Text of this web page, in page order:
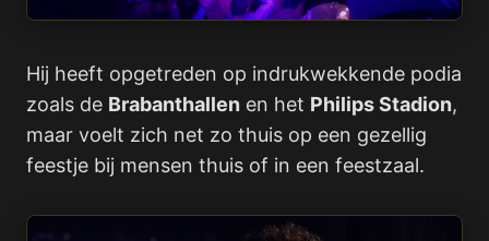
Hij heeft opgetreden op indrukwekkende podia
zoals de Brabanthallen en het Philips Stadion,
maar voelt zich net zo thuis op een gezellig
feestje bij mensen thuis of in een feestzaal.